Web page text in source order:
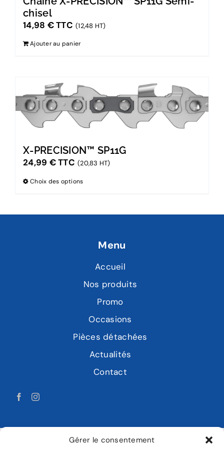
Gérer le consentement
chisel
14,98 €TTC (12,48 HT)
Ajouter au panier
X-PRECISION™ SP11G
24,99 €TTC (20,83 HT)
Choix des options
Menu
Accueil
Nos produits
Promo
Occasions
Pièces détachées
Actualités
Contact